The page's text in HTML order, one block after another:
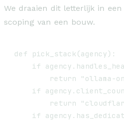
We draaien dit letterlijk in
scoping van een bouw.
def pick_stack(agency):
if
return "ollama-
if
return
if